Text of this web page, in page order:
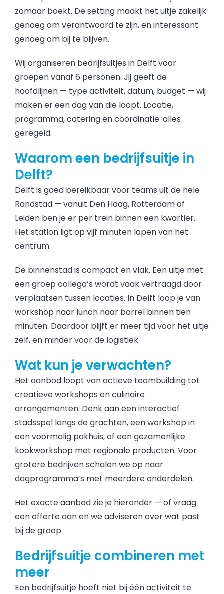
zomaar boekt. De setting maakt het uitje zakelijk
genoeg om verantwoord te zijn, en interessant
genoeg om bij te blijven.
Wij organiseren bedrijfsuitjes in Delft voor
groepen vanaf 6 personen. Jij geeft de
hoofdlijnen — type activiteit, datum, budget — wij
maken er een dag van die loopt. Locatie,
programma, catering en coördinatie: alles
geregeld.
Waarom een bedrijfsuitje in
Delft?
Delft is goed bereikbaar voor teams uit de hele
Randstad — vanuit Den Haag, Rotterdam of
Leiden ben je er per trein binnen een kwartier.
Het station ligt op vijf minuten lopen van het
centrum.
De binnenstad is compact en vlak. Een uitje met
een groep collega’s wordt vaak vertraagd door
verplaatsen tussen locaties. In Delft loop je van
workshop naar lunch naar borrel binnen tien
minuten. Daardoor blijft er meer tijd voor het uitje
zelf, en minder voor de logistiek.
Wat kun je verwachten?
Het aanbod loopt van actieve teambuilding tot
creatieve workshops en culinaire
arrangementen. Denk aan een interactief
stadsspel langs de grachten, een workshop in
een voormalig pakhuis, of een gezamenlijke
kookworkshop met regionale producten. Voor
grotere bedrijven schalen we op naar
dagprogramma’s met meerdere onderdelen.
Het exacte aanbod zie je hieronder — of vraag
een offerte aan en we adviseren over wat past
bij de groep.
Bedrijfsuitje combineren met
meer
Een bedrijfsuitje hoeft niet bij één activiteit te